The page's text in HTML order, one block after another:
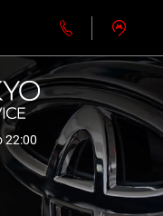
22:00